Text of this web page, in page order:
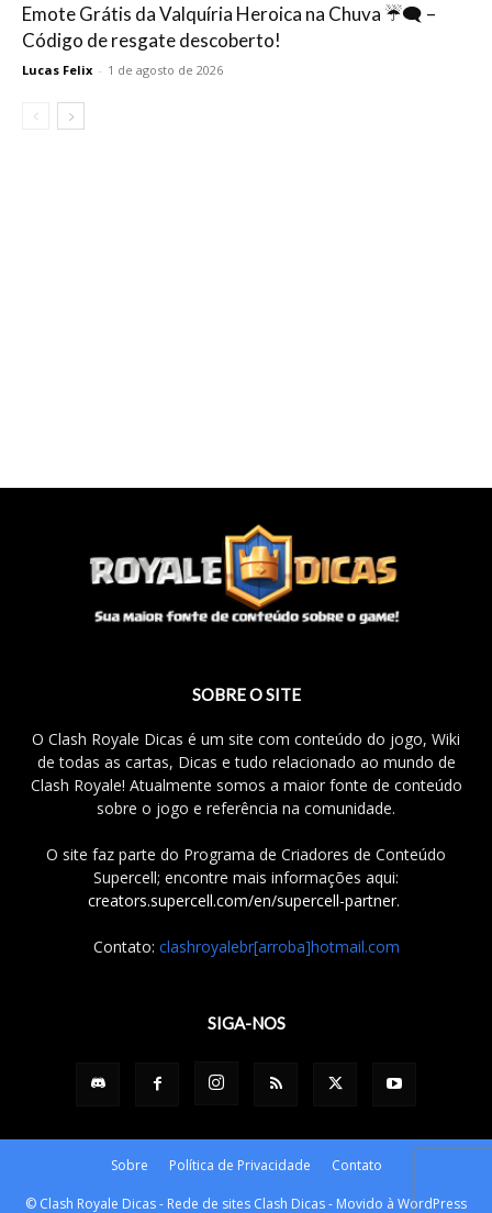
Emote Grátis da Valquíria Heroica na Chuva ☔🗨️ –
Código de resgate descoberto!
Lucas Felix - 1 de agosto de 2026
SOBRE O SITE
O Clash Royale Dicas é um site com conteúdo do jogo, Wiki
de todas as cartas, Dicas e tudo relacionado ao mundo de
Clash Royale! Atualmente somos a maior fonte de conteúdo
sobre o jogo e referência na comunidade.
O site faz parte do Programa de Criadores de Conteúdo
Supercell; encontre mais informações aqui:
creators.supercell.com/en/supercell-partner.
Contato: clashroyalebr[arroba]hotmail.com
SIGA-NOS
Sobre Política de Privacidade Contato
© Clash Royale Dicas - Rede de sites Clash Dicas - Movido à WordPress